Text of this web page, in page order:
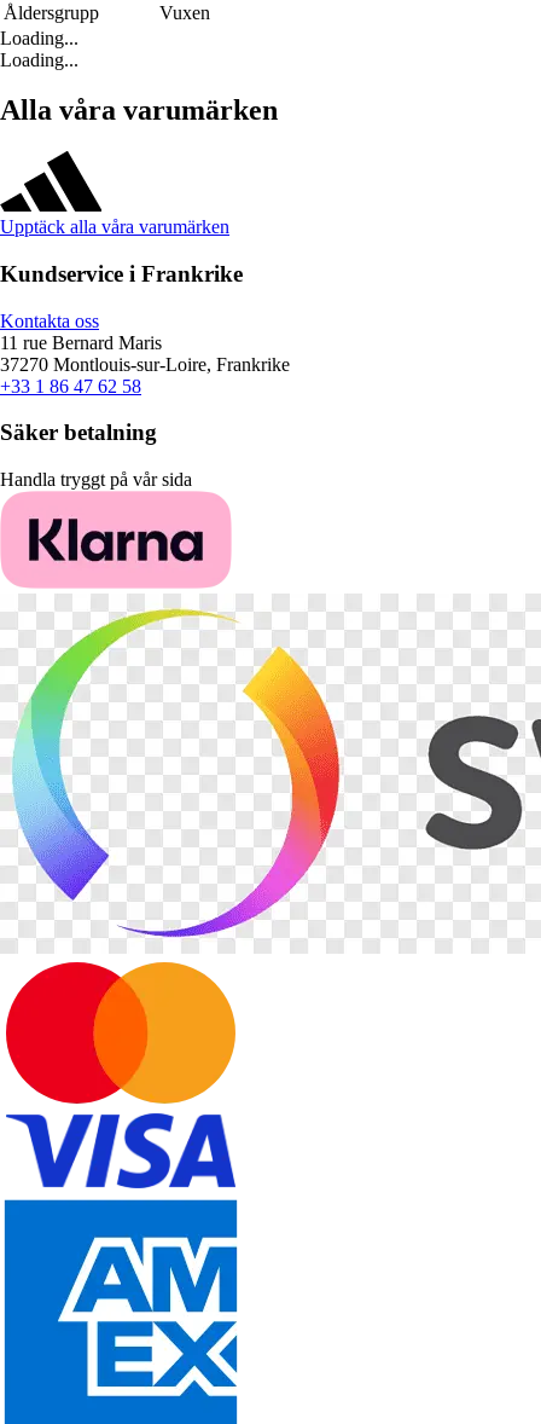
Åldersgrupp
Vuxen
Loading...
Loading...
Alla våra varumärken
Upptäck alla våra varumärken
Kundservice i Frankrike
Kontakta oss
11 rue Bernard Maris
37270 Montlouis-sur-Loire, Frankrike
+33 1 86 47 62 58
Säker betalning
Handla tryggt på vår sida